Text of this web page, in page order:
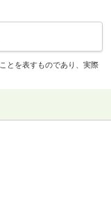
とを表すものであり、実際